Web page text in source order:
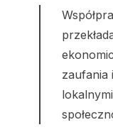
zaufania